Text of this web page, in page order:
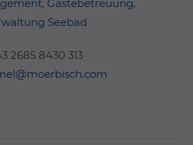
Gästebetreuung,
Seebad
2685 8430 313